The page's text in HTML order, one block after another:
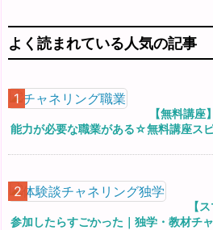
よく読まれている人気の記事
【無料講
能力が必要な職業がある☆無料講座ス
【
参加したらすごかった｜独学・教材チ